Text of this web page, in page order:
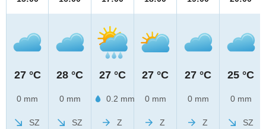
27 °C
0 mm
SZ
28 °C
0 mm
SZ
27 °C
0.2 mm
Z
27 °C
0 mm
Z
27 °C
0 mm
Z
25 °C
0 mm
SZ